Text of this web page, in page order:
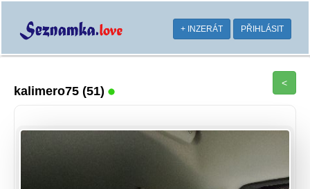
+ INZERÁT PŘIHLÁSIT
kalimero75 (51)
<